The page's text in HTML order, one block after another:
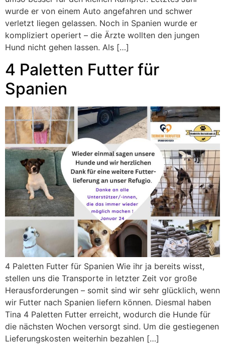
wurde er von einem Auto angefahren und schwer
verletzt liegen gelassen. Noch in Spanien wurde er
kompliziert operiert – die Ärzte wollten den jungen
Hund nicht gehen lassen. Als […]
4 Paletten Futter für
Spanien
4 Paletten Futter für Spanien Wie ihr ja bereits wisst,
stellen uns die Transporte in letzter Zeit vor große
Herausforderungen – somit sind wir sehr glücklich, wenn
wir Futter nach Spanien liefern können. Diesmal haben
Tina 4 Paletten Futter erreicht, wodurch die Hunde für
die nächsten Wochen versorgt sind. Um die gestiegenen
Lieferungskosten weiterhin bezahlen […]